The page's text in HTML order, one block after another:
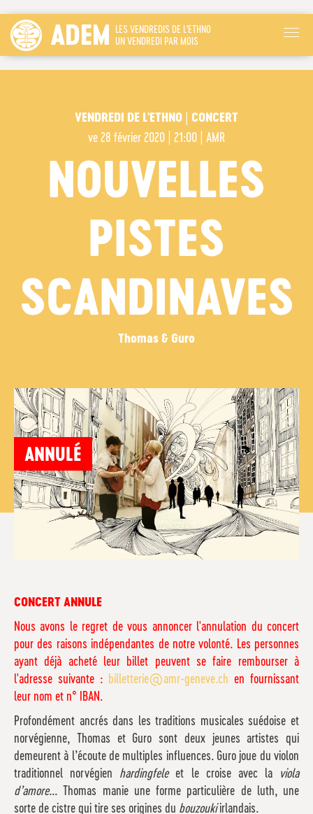
ADEM
LES VENDREDIS DE L'ETHNO
UN VENDREDI PAR MOIS
VENDREDI DE L'ETHNO | CONCERT
ve 28 février 2020 | 21:00 AMR
NOUVELLES
PISTES
SCANDINAVES
Thomas & Guro
ANNULÉ
CONCERT ANNULE
Nous avons le regret de vous annoncer l'annulation du concert
pour des raisons indépendantes de notre volonté. Les personnes
ayant déjà acheté leur billet peuvent se faire rembourser à
l'adresse suivante : billetterie@amr-geneve.ch en fournissant
leur nom et n° IBAN.
Profondément ancrés dans les traditions musicales suédoise et
norvégienne, Thomas et Guro sont deux jeunes artistes qui
demeurent à l’écoute de multiples influences. Guro joue du violon
traditionnel norvégien hardingfeleet le croise avec la
viola
d’amore... Thomas manie une forme particulière de luth, une
sorte de cistre qui tire ses origines du bouzoukiirlandais.